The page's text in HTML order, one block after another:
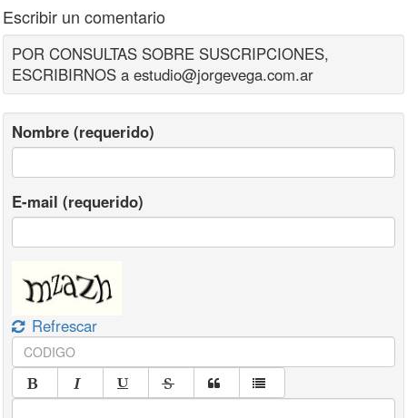
Escribir un comentario
POR CONSULTAS SOBRE SUSCRIPCIONES,
ESCRIBIRNOS a estudio@jorgevega.com.ar
Nombre (requerido)
E-mail (requerido)
Refrescar